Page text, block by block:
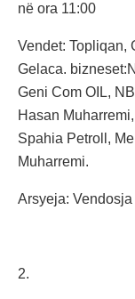
në ora 11:00
Vendet: Topliqan,
Gelaca.
Geni Com OIL,
Hasan
Spahia Petroll,
Muharremi.
Arsyeja:
2.